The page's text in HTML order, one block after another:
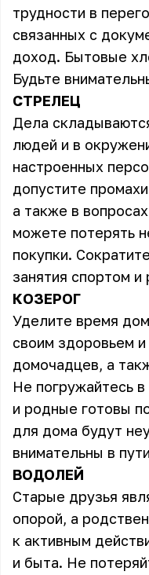
трудности в
связанных с
доход. Бытовые
Будьте
СТРЕЛЕЦ
Дела
людей и в
настроенных
допустите
а также в
можете потерять
покупки.
занятия спортом и
КОЗЕРОГ
Уделите время
своим здоровьем
домочадцев, а
Не погружайтесь
и родные готовы
для дома будут
внимательны в
ВОДОЛЕЙ
Старые друзья
опорой, а
к активным
и быта. Не